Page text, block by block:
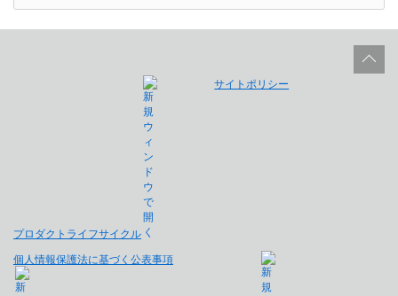
プロダクトライフサイクル
サイトポリシー
個人情報保護法に基づく公表事項